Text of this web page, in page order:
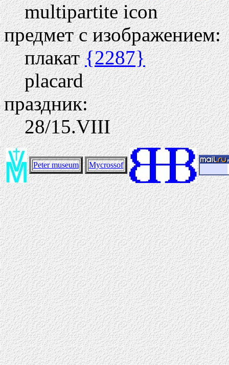
multipartite icon
предмет с изображением:
плакат{2287}
placard
праздник:
28/15.VIII
Peter museum Mycrossof